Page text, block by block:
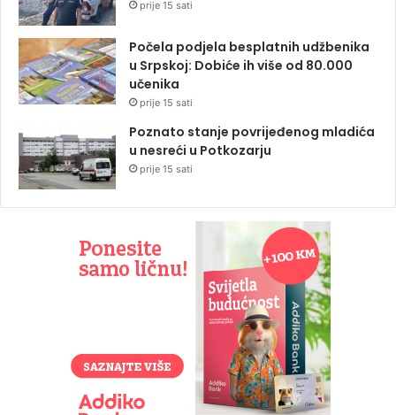
prije 15 sati
Počela podjela besplatnih udžbenika
u Srpskoj: Dobiće ih više od 80.000
učenika
prije 15 sati
Poznato stanje povrijeđenog mladića
u nesreći u Potkozarju
prije 15 sati